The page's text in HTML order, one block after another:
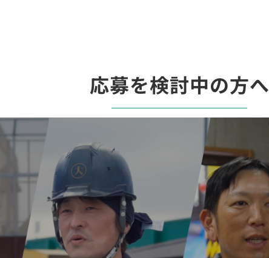
応募を検討中の方へ